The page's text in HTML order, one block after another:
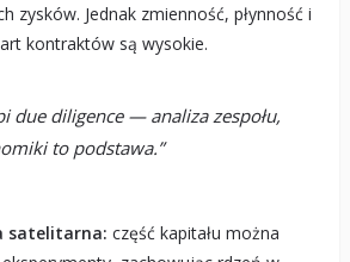
zysków. Jednak zmienność, płynność i
kontraktów są wysokie.
due diligence — analiza zespołu,
to podstawa.”
satelitarna: część kapitału można